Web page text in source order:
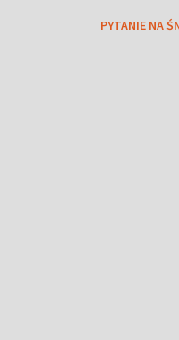
PYTANIE NA